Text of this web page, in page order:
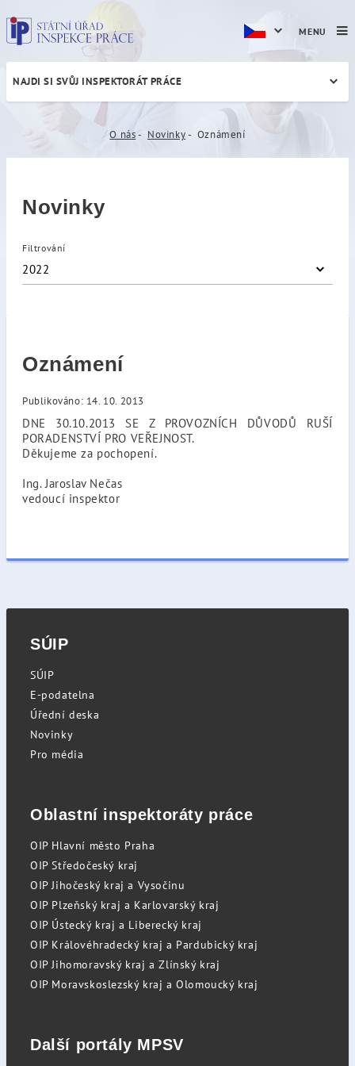
Oznámení
NAJDI SI SVŮJ INSPEKTORÁT PRÁCE
O nás Novinky Oznámení
Novinky
Filtrování
2022
Oznámení
Publikováno: 14. 10. 2013
DNE 30.10.2013 SE Z PROVOZNÍCH DŮVODŮ RUŠÍ
PORADENSTVÍ PRO VEŘEJNOST.
Děkujeme za pochopení.
Ing. Jaroslav Nečas
vedoucí inspektor
MENU
SÚIP
SÚIP
E-podatelna
Úřední deska
Novinky
Pro média
Oblastní inspektoráty práce
OIP Hlavní město Praha
OIP Středočeský kraj
OIP Jihočeský kraj a Vysočinu
OIP Plzeňský kraj a Karlovarský kraj
OIP Ústecký kraj a Liberecký kraj
OIP Královéhradecký kraj a Pardubický kraj
OIP Jihomoravský kraj a Zlínský kraj
OIP Moravskoslezský kraj a Olomoucký kraj
Další portály MPSV